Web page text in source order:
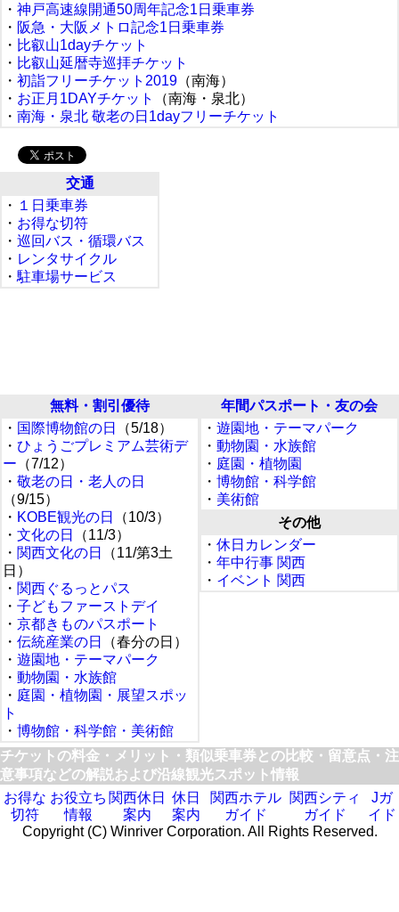
・ 神戸高速線開通50周年記念1日乗車券
・ 阪急・大阪メトロ記念1日乗車券
・ 比叡山1dayチケット
・ 比叡山延暦寺巡拝チケット
・ 初詣フリーチケット2019 （南海）
・ お正月1DAYチケット
（南海・泉北）
・ 南海・泉北 敬老の日1dayフリーチケット
交通
・ １日乗車券
・ お得な切符
・ 巡回バス・循環バス
・ レンタサイクル
・ 駐車場サービス
無料・割引優待
・ 国際博物館の日
（5/18）
・ ひょうごプレミアム芸術デ
ー （7/12）
・ 敬老の日・老人の日
（9/15）
・ KOBE観光の日
（10/3）
・ 文化の日
（11/3）
・ 関西文化の日
（11/第3土
日）
・ 関西ぐるっとパス
・ 子どもファーストデイ
・ 京都きものパスポート
・ 伝統産業の日
（春分の日）
・ 遊園地・テーマパーク
・ 動物園・水族館
・ 庭園・植物園・展望スポッ
ト
・ 博物館・科学館・美術館
年間パスポート・友の会
・ 遊園地・テーマパーク
・ 動物園・水族館
・ 庭園・植物園
・ 博物館・科学館
・ 美術館
その他
・ 休日カレンダー
・ 年中行事 関西
・ イベント 関西
チケットの料金・メリット・類似乗車券との比較・留意点・注
意事項などの解説および沿線観光スポット情報
お得な
切符
お役立ち
情報
関西休日
案内
休日
案内
関西ホテル
ガイド
関西シティ
ガイド
Jガ
イド
Copyright (C) Winriver Corporation. All Rights Reserved.